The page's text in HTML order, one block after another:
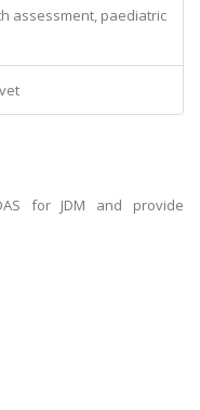
assessment, paediatric
for JDM and provide